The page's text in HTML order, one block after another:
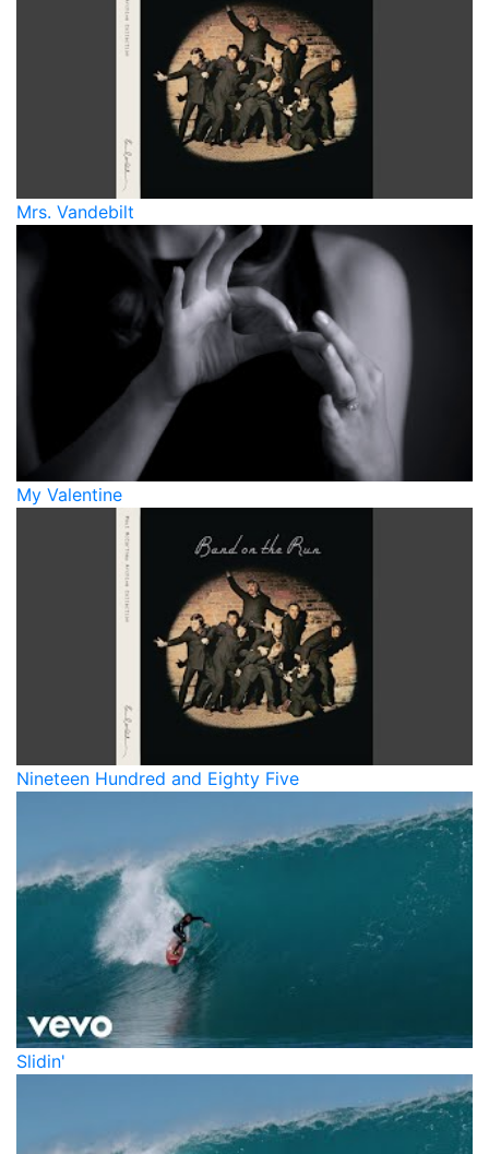
Mrs. Vandebilt
My Valentine
Nineteen Hundred and Eighty Five
Slidin'